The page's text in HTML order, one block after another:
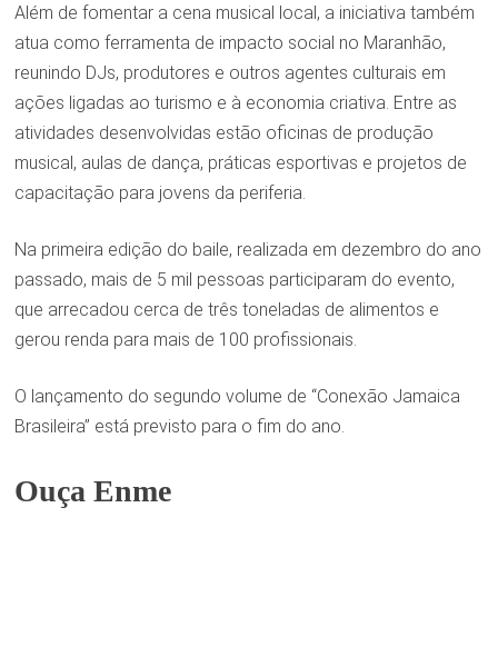
Além de fomentar a cena musical local, a iniciativa também
atua como ferramenta de impacto social no Maranhão,
reunindo DJs, produtores e outros agentes culturais em
ações ligadas ao turismo e à economia criativa. Entre as
atividades desenvolvidas estão oficinas de produção
musical, aulas de dança, práticas esportivas e projetos de
capacitação para jovens da periferia.
Na primeira edição do baile, realizada em dezembro do ano
passado, mais de 5 mil pessoas participaram do evento,
que arrecadou cerca de três toneladas de alimentos e
gerou renda para mais de 100 profissionais.
O lançamento do segundo volume de “Conexão Jamaica
Brasileira” está previsto para o fim do ano.
Ouça Enme